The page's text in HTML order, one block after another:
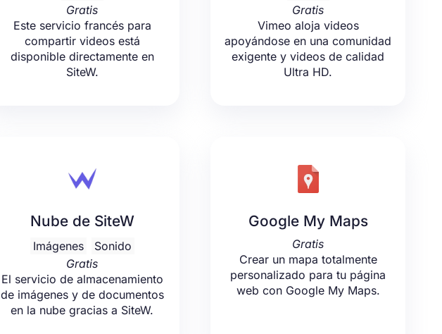
Gratis
Este servicio francés para
compartir videos está
disponible directamente en
SiteW.
Gratis
Vimeo aloja videos
apoyándose en una comunidad
exigente y videos de calidad
Ultra HD.
Nube de SiteW
Imágenes
Sonido
Gratis
El servicio de almacenamiento
de imágenes y de documentos
en la nube gracias a SiteW.
Google My Maps
Gratis
Crear un mapa totalmente
personalizado para tu página
web con Google My Maps.